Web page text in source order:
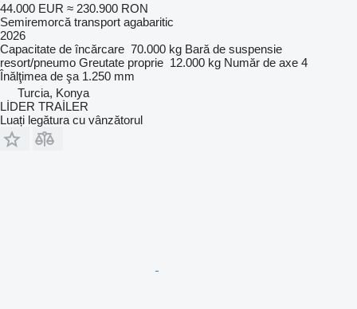
44.000 EUR ≈ 230.900 RON
Semiremorcă transport agabaritic
2026
Capacitate de încărcare 70.000 kg Bară de suspensie
resort/pneumo Greutate proprie 12.000 kg Număr de axe 4
Înălţimea de şa 1.250 mm
Turcia, Konya
LİDER TRAİLER
Luați legătura cu vânzătorul